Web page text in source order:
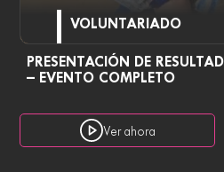
VOLUNTARIADO
PRESENTACIÓN DE
– EVENTO COMPLETO
Ver ahora